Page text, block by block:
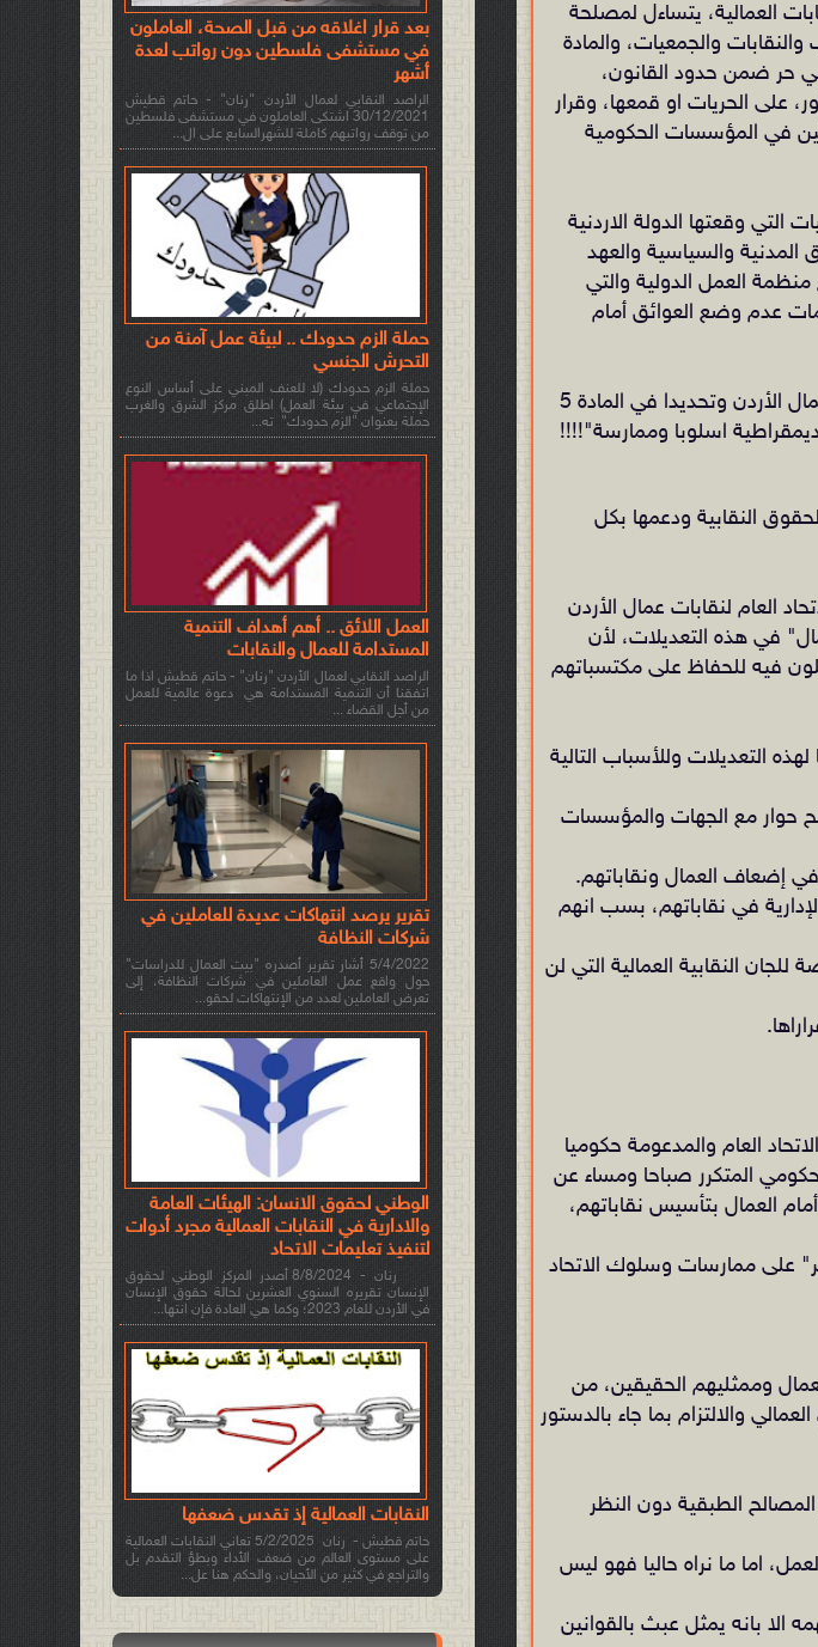
العمالية، يتساءل لمصلحة
تأليف الاحزاب والنقابات والجمعيات، والمادة
حر ضمن حدود القانون،
على الحريات او قمعها، وقرار
والعاملين في المؤسسات الحكومية
وقعتها الدولة الاردنية
والسياسية والعهد
منظمة العمل الدولية والتي
عدم وضع العوائق أمام
‏والمضحك المبكي في انه وفق ما جاء في النظام الداخلي للاتحاد العام لنقابات عمال الأردن وتحديدا في المادة 5
اسلوبا وممارسة"!!!!
النقابية ودعمها بكل
العام لنقابات عمال الأردن
اخذ "رأي العمال" في هذه التعديلات، لأن
فيه للحفاظ على مكتسباتهم
التعديلات وللأسباب التالية
حوار مع الجهات والمؤسسات
في نقاباتهم، بسب انهم
النقابية العمالية التي لن
العام والمدعومة حكوميا
المتكرر صباحا ومساء عن
العمال بتأسيس نقاباتهم،
على ممارسات وسلوك الاتحاد
وممثليهم الحقيقين، من
والالتزام بما جاء بالدستور
المصالح الطبقية دون النظر
اما ما نراه حاليا فهو ليس
الا بانه يمثل عبث بالقوانين
بعد قرار اغلاقه من قبل الصحة، العاملون
في مستشفى فلسطين دون رواتب لعدة
أشهر
الراصد النقابي لعمال الأردن "رنان" - حاتم قطيش
30/12/2021 اشتكى العاملون في مستشفى فلسطين
من توقف رواتبهم كاملة للشهرالسابع على ال...
حملة الزم حدودك .. لبيئة عمل آمنة من
التحرش الجنسي
حملة الزم حدودك (لا للعنف المبني على أساس النوع
الإجتماعي في بيئة العمل) اطلق مركز الشرق والغرب
حملة بعنوان "الزم حدودك" ته...
العمل اللائق .. أهم أهداف التنمية
المستدامة للعمال والنقابات
الراصد النقابي لعمال الأردن "رنان" - حاتم قطيش اذا ما
اتفقنا أن التنمية المستدامة هي دعوة عالمية للعمل
من أجل القضاء ...
تقرير يرصد انتهاكات عديدة للعاملين في
شركات النظافة
5/4/2022 أشار تقرير أصدره "بيت العمال للدراسات"
حول واقع عمل العاملين في شركات النظافة، إلى
تعرض العاملين لعدد من الإنتهاكات لحقو...
الوطني لحقوق الانسان: الهيئات العامة
والادارية في النقابات العمالية مجرد أدوات
لتنفيذ تعليمات الاتحاد
رنان - 8/8/2024 أصدر المركز الوطني لحقوق
الإنسان تقريره السنوي العشرين لحالة حقوق الإنسان
في الأردن للعام 2023؛ وكما هي العادة فإن انتها...
النقابات العمالية إذ تقدس ضعفها
حاتم قطيش - رنان 5/2/2025 تعاني النقابات العمالية
على مستوى العالم من ضعف الأداء وبطؤ التقدم بل
والتراجع في كثير من الأحيان، والحكم هنا عل...